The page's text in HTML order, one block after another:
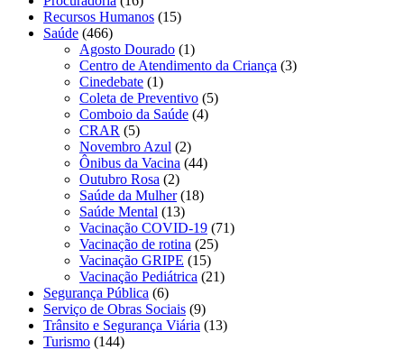
Recursos Humanos (15)
Saúde (466)
Agosto Dourado (1)
Centro de Atendimento da Criança (3)
Cinedebate (1)
Coleta de Preventivo (5)
Comboio da Saúde (4)
CRAR (5)
Novembro Azul (2)
Ônibus da Vacina (44)
Outubro Rosa (2)
Saúde da Mulher(18)
Saúde Mental (13)
Vacinação COVID-19 (71)
Vacinação de rotina (25)
Vacinação GRIPE (15)
Vacinação Pediátrica (21)
Segurança Pública (6)
Serviço de Obras Sociais (9)
Trânsito e Segurança Viária (13)
Turismo (144)